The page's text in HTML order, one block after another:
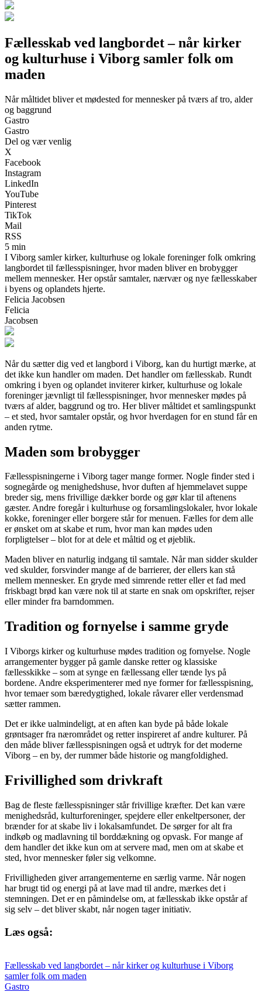
Fællesskab ved langbordet – når kirker
og kulturhuse i Viborg samler folk om
maden
Når måltidet bliver et mødested for mennesker på tværs af tro, alder
og baggrund
Gastro
Gastro
Del og vær venlig
X
Facebook
Instagram
LinkedIn
YouTube
Pinterest
TikTok
Mail
RSS
5 min
I Viborg samler kirker, kulturhuse og lokale foreninger folk omkring
langbordet til fællesspisninger, hvor maden bliver en brobygger
mellem mennesker. Her opstår samtaler, nærvær og nye fællesskaber
i byens og oplandets hjerte.
Felicia Jacobsen
Felicia
Jacobsen
Når du sætter dig ved et langbord i Viborg, kan du hurtigt mærke, at
det ikke kun handler om maden. Det handler om fællesskab. Rundt
omkring i byen og oplandet inviterer kirker, kulturhuse og lokale
foreninger jævnligt til fællesspisninger, hvor mennesker mødes på
tværs af alder, baggrund og tro. Her bliver måltidet et samlingspunkt
– et sted, hvor samtaler opstår, og hvor hverdagen for en stund får en
anden rytme.
Maden som brobygger
Fællesspisningerne i Viborg tager mange former. Nogle finder sted i
sognegårde og menighedshuse, hvor duften af hjemmelavet suppe
breder sig, mens frivillige dækker borde og gør klar til aftenens
gæster. Andre foregår i kulturhuse og forsamlingslokaler, hvor lokale
kokke, foreninger eller borgere står for menuen. Fælles for dem alle
er ønsket om at skabe et rum, hvor man kan mødes uden
forpligtelser – blot for at dele et måltid og et øjeblik.
Maden bliver en naturlig indgang til samtale. Når man sidder skulder
ved skulder, forsvinder mange af de barrierer, der ellers kan stå
mellem mennesker. En gryde med simrende retter eller et fad med
friskbagt brød kan være nok til at starte en snak om opskrifter, rejser
eller minder fra barndommen.
Tradition og fornyelse i samme gryde
I Viborgs kirker og kulturhuse mødes tradition og fornyelse. Nogle
arrangementer bygger på gamle danske retter og klassiske
fællesskikke – som at synge en fællessang eller tænde lys på
bordene. Andre eksperimenterer med nye former for fællesspisning,
hvor temaer som bæredygtighed, lokale råvarer eller verdensmad
sætter rammen.
Det er ikke ualmindeligt, at en aften kan byde på både lokale
grøntsager fra nærområdet og retter inspireret af andre kulturer. På
den måde bliver fællesspisningen også et udtryk for det moderne
Viborg – en by, der rummer både historie og mangfoldighed.
Frivillighed som drivkraft
Bag de fleste fællesspisninger står frivillige kræfter. Det kan være
menighedsråd, kulturforeninger, spejdere eller enkeltpersoner, der
brænder for at skabe liv i lokalsamfundet. De sørger for alt fra
indkøb og madlavning til borddækning og opvask. For mange af
dem handler det ikke kun om at servere mad, men om at skabe et
sted, hvor mennesker føler sig velkomne.
Frivilligheden giver arrangementerne en særlig varme. Når nogen
har brugt tid og energi på at lave mad til andre, mærkes det i
stemningen. Det er en påmindelse om, at fællesskab ikke opstår af
sig selv – det bliver skabt, når nogen tager initiativ.
Læs også:
Fællesskab ved langbordet – når kirker og kulturhuse i Viborg
samler folk om maden
Gastro